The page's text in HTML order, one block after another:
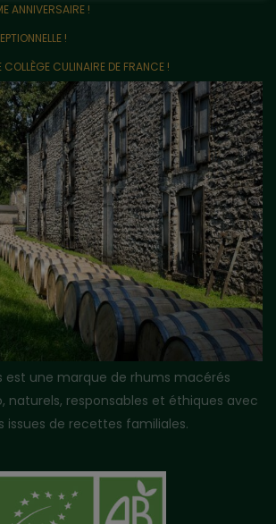
ANNIVERSAIRE !
!
CULINAIRE DE FRANCE !
est une marque de rhums macérés
naturels, responsables et éthiques avec
issues de recettes familiales.